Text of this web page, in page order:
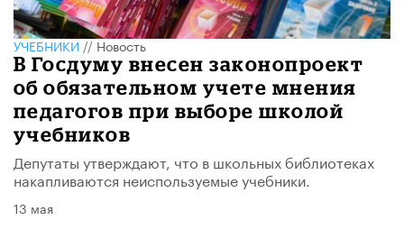
УЧЕБНИКИ//Новость
В Госдуму внесен законопроект
об обязательном учете мнения
педагогов при выборе школой
учебников
Депутаты утверждают, что в школьных библиотеках
накапливаются неиспользуемые учебники.
13 мая